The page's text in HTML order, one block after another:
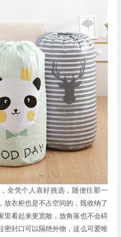
全凭个人喜好挑选，随便往那一
放衣柜也是不占空间的，既收纳了
里看起来更宽敞，放角落也不会碍
密封口可以隔绝外物，这么可爱唯